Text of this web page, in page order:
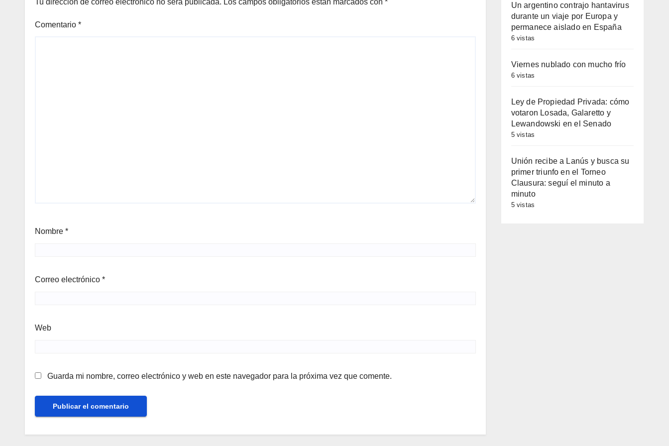
Tu dirección de correo electrónico no será publicada. Los campos obligatorios están marcados con *
Comentario *
Nombre *
Correo electrónico *
Web
Guarda mi nombre, correo electrónico y web en este navegador para la próxima vez que comente.
Un argentino contrajo hantavirus
durante un viaje por Europa y
permanece aislado en España
6 vistas
Viernes nublado con mucho frío
6 vistas
Ley de Propiedad Privada: cómo
votaron Losada, Galaretto y
Lewandowski en el Senado
5 vistas
Unión recibe a Lanús y busca su
primer triunfo en el Torneo
Clausura: seguí el minuto a
minuto
5 vistas